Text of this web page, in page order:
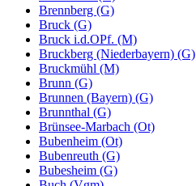
Brennberg (G)
Bruck (G)
Bruck i.d.OPf. (M)
Bruckberg (Niederbayern) (G)
Bruckmühl (M)
Brunn (G)
Brunnen (Bayern) (G)
Brunnthal (G)
Brünsee-Marbach (Ot)
Bubenheim (Ot)
Bubenreuth (G)
Bubesheim (G)